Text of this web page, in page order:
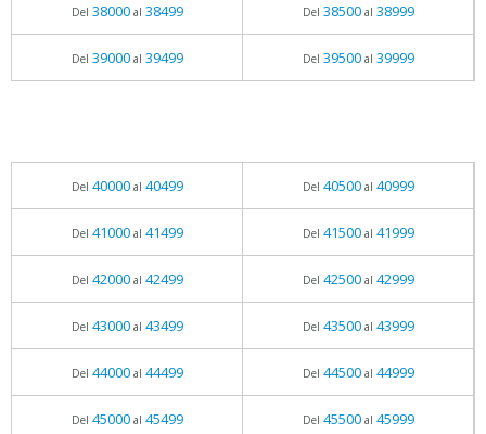
Del 38000al 38499 Del 38500al 38999
Del 39000al 39499 Del 39500al 39999
Del 40000al 40499 Del 40500al 40999
Del 41000al 41499 Del 41500al 41999
Del 42000al 42499 Del 42500al 42999
Del 43000al 43499 Del 43500al 43999
Del 44000al 44499 Del 44500al 44999
Del 45000al 45499 Del 45500al 45999